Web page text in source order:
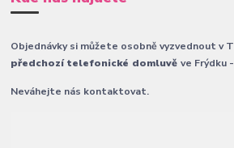
Objednávky si můžete osobně vyzvednout v
předchozí telefonické domluvěve Frýdku
Neváhejte nás kontaktovat.